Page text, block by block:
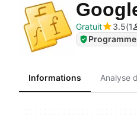
Gratuit
3.5 1
Informations Analyse